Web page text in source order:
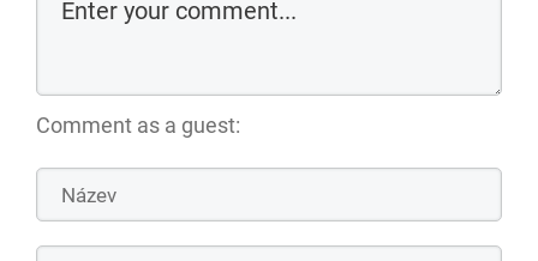
Comment as a guest: